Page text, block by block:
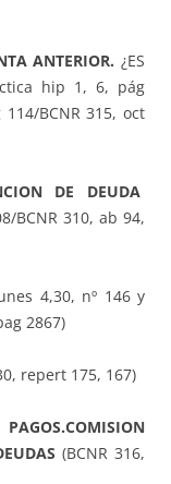
ANTERIOR. ¿ES
hip 1, 6, pág
BCNR 315, oct
DE DEUDA
BCNR 310, ab 94,
4,30, nº 146 y
2867)
repert 175, 167)
(BCNR 316,